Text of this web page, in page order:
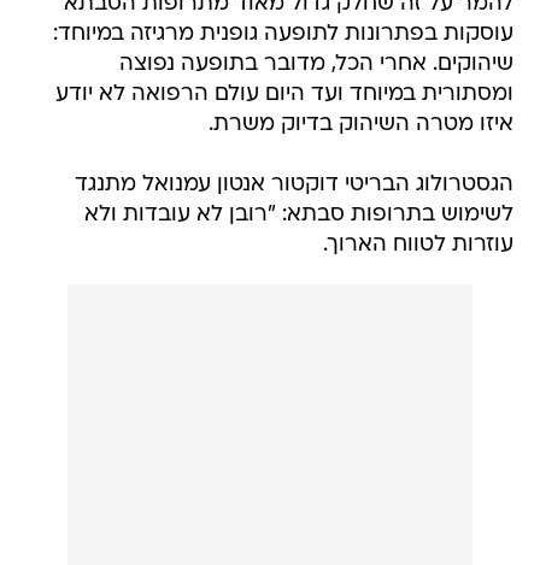
עוסקות בפתרונות לתופעה גופנית מרגיזה במיוחד:
שיהוקים. אחרי הכל, מדובר בתופעה נפוצה
ומסתורית במיוחד ועד היום עולם הרפואה לא יודע
איזו מטרה השיהוק בדיוק משרת.
הגסטרולוג הבריטי דוקטור אנטון עמנואל מתנגד
לשימוש בתרופות סבתא: "רובן לא עובדות ולא
עוזרות לטווח הארוך.